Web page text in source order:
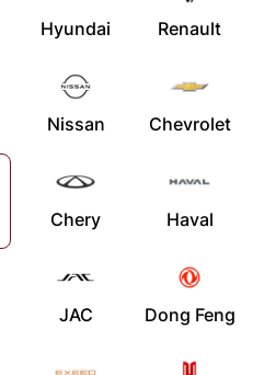
Hyundai Renault
Nissan Chevrolet
Chery Haval
JAC Dong Feng